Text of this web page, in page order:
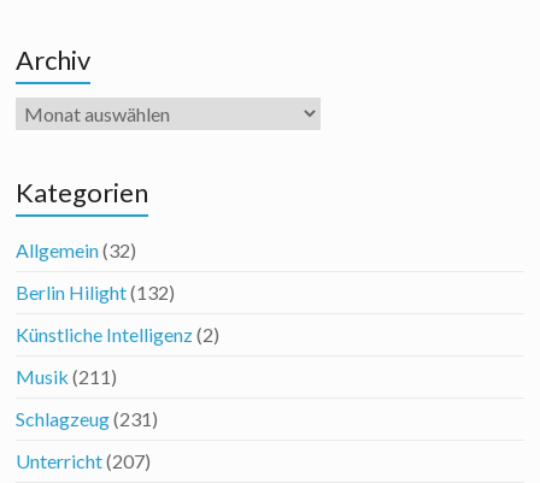
Archiv
Archiv
Kategorien
Allgemein(32)
Berlin Hilight(132)
Künstliche Intelligenz(2)
Musik (211)
Schlagzeug(231)
Unterricht(207)